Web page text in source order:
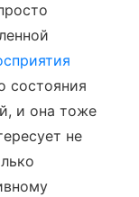
состояния
и она тоже
не